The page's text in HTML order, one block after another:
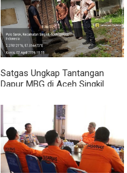
Lewat Komsos, Babinsa
Rundeng Pantau Stok dan
Harga Pupuk
Satgas Ungkap Tantangan
Dapur MBG di Aceh Singkil